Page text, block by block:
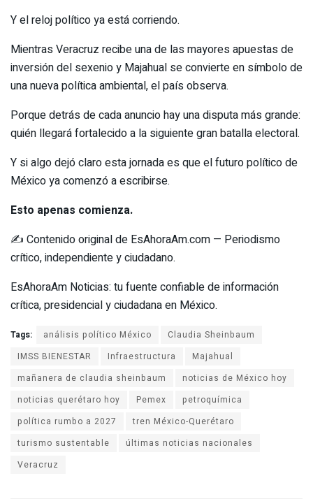
Y el reloj político ya está corriendo.
Mientras Veracruz recibe una de las mayores apuestas de
inversión del sexenio y Majahual se convierte en símbolo de
una nueva política ambiental, el país observa.
Porque detrás de cada anuncio hay una disputa más grande:
quién llegará fortalecido a la siguiente gran batalla electoral.
Y si algo dejó claro esta jornada es que el futuro político de
México ya comenzó a escribirse.
Esto apenas comienza.
✍️ Contenido original de EsAhoraAm.com — Periodismo
crítico, independiente y ciudadano.
EsAhoraAm Noticias: tu fuente confiable de información
crítica, presidencial y ciudadana en México.
Tags: análisis político México
Claudia Sheinbaum
IMSS BIENESTAR
Infraestructura
Majahual
mañanera de claudia sheinbaum
noticias de México hoy
noticias querétaro hoy
Pemex
petroquímica
política rumbo a 2027
tren México-Querétaro
turismo sustentable
últimas noticias nacionales
Veracruz